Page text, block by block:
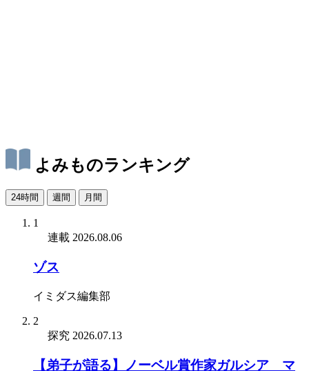
よみものランキング
24時間 週間 月間
1
連載 2026.08.06
ゾス
イミダス編集部
2
探究 2026.07.13
【弟子が語る】ノーベル賞作家ガルシア゠マ